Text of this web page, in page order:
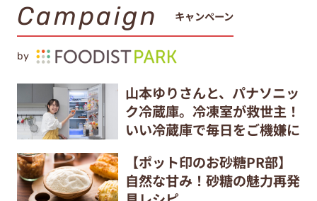
Campaign キャンペーン
by
山本ゆりさんと、パナソニッ
ク冷蔵庫。冷凍室が救世主！
いい冷蔵庫で毎日をご機嫌に
【ポット印のお砂糖PR部】
自然な甘み！砂糖の魅力再発